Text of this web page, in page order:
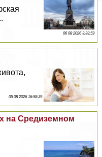
06 08 2026 3:33:59
05 08 2026 16:58:39
на Средиземном